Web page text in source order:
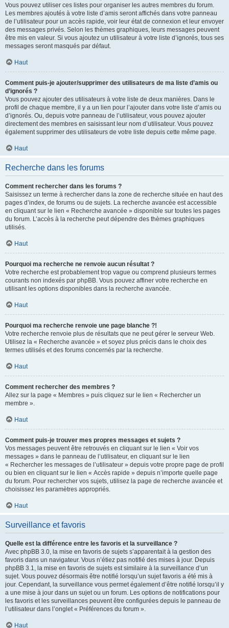
Vous pouvez utiliser ces listes pour organiser les autres membres du forum.
Les membres ajoutés à votre liste d’amis seront affichés dans votre panneau
de l’utilisateur pour un accès rapide, voir leur état de connexion et leur envoyer
des messages privés. Selon les thèmes graphiques, leurs messages peuvent
être mis en valeur. Si vous ajoutez un utilisateur à votre liste d’ignorés, tous ses
messages seront masqués par défaut.
Haut
Comment puis-je ajouter/supprimer des utilisateurs de ma liste d’amis ou
d’ignorés ?
Vous pouvez ajouter des utilisateurs à votre liste de deux manières. Dans le
profil de chaque membre, il y a un lien pour l’ajouter dans votre liste d’amis ou
d’ignorés. Ou, depuis votre panneau de l’utilisateur, vous pouvez ajouter
directement des membres en saisissant leur nom d’utilisateur. Vous pouvez
également supprimer des utilisateurs de votre liste depuis cette même page.
Haut
Recherche dans les forums
Comment rechercher dans les forums ?
Saisissez un terme à rechercher dans la zone de recherche située en haut des
pages d’index, de forums ou de sujets. La recherche avancée est accessible
en cliquant sur le lien « Recherche avancée » disponible sur toutes les pages
du forum. L’accès à la recherche peut dépendre des thèmes graphiques
utilisés.
Haut
Pourquoi ma recherche ne renvoie aucun résultat ?
Votre recherche est probablement trop vague ou comprend plusieurs termes
courants non indexés par phpBB. Vous pouvez affiner votre recherche en
utilisant les options disponibles dans la recherche avancée.
Haut
Pourquoi ma recherche renvoie une page blanche ?!
Votre recherche renvoie plus de résultats que ne peut gérer le serveur Web.
Utilisez la « Recherche avancée » et soyez plus précis dans le choix des
termes utilisés et des forums concernés par la recherche.
Haut
Comment rechercher des membres ?
Allez sur la page « Membres » puis cliquez sur le lien « Rechercher un
membre ».
Haut
Comment puis-je trouver mes propres messages et sujets ?
Vos messages peuvent être retrouvés en cliquant sur le lien « Voir vos
messages » dans le panneau de l’utilisateur, en cliquant sur le lien
« Rechercher les messages de l’utilisateur » depuis votre propre page de profil
ou bien en cliquant sur le lien « Accès rapide » depuis n’importe quelle page
du forum. Pour rechercher vos sujets, utilisez la page de recherche avancée et
choisissez les paramètres appropriés.
Haut
Surveillance et favoris
Quelle est la différence entre les favoris et la surveillance ?
Avec phpBB 3.0, la mise en favoris de sujets s’apparentait à la gestion des
favoris dans un navigateur. Vous n’étiez pas notifié des mises à jour. Depuis
phpBB 3.1, la mise en favoris de sujets est similaire à la surveillance d’un
sujet. Vous pouvez désormais être notifié lorsqu’un sujet favoris a été mis à
jour. Cependant, la surveillance vous permet également d’être notifié lorsqu’il y
a une mise à jour dans un sujet ou un forum. Les options de notifications pour
les favoris et les surveillances peuvent être configurées depuis le panneau de
l’utilisateur dans l’onglet « Préférences du forum ».
Haut